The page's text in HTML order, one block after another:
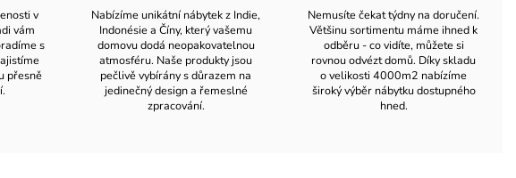
v
vám
s
přesně
Nabízíme unikátní nábytek z Indie,
Indonésie a Číny, který vašemu
domovu dodá neopakovatelnou
atmosféru. Naše produkty jsou
pečlivě vybírány s důrazem na
jedinečný design a řemeslné
zpracování.
Nemusíte čekat týdny na doručení.
Většinu sortimentu máme ihned k
odběru - co vidíte, můžete si
rovnou odvézt domů. Díky skladu
o velikosti 4000m2 nabízíme
široký výběr nábytku dostupného
hned.